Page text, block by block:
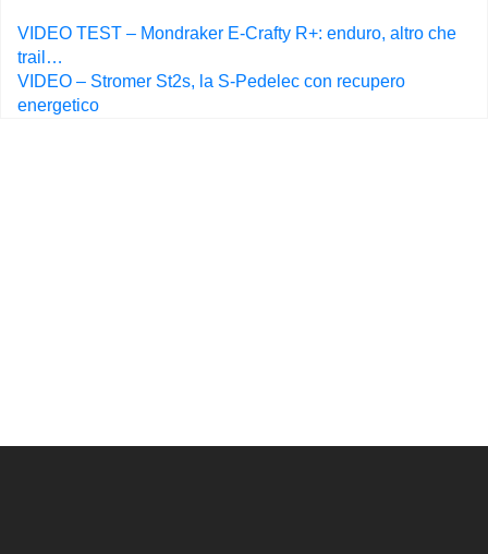
Navigazione
articoli
VIDEO TEST – Mondraker E-Crafty R+: enduro, altro che
trail…
VIDEO – Stromer St2s, la S-Pedelec con recupero
energetico